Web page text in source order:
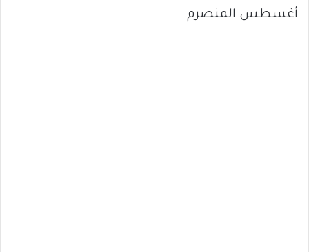
أغسطس المنصرم.